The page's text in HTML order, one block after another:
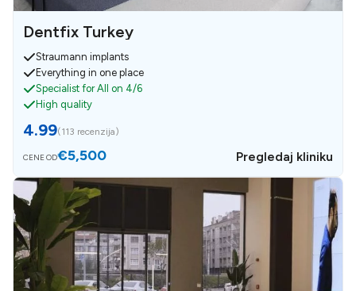
Dentfix Turkey
Straumann implants
Everything in one place
Specialist for All on 4/6
High quality
4.99(113 recenzija)
CENE OD€5,500 Pregledaj kliniku